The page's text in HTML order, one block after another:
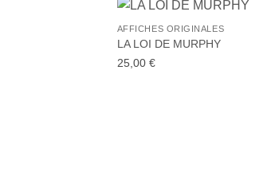
+
AFFICHES ORIGINALES
LA LOI DE MURPHY
25,00 €